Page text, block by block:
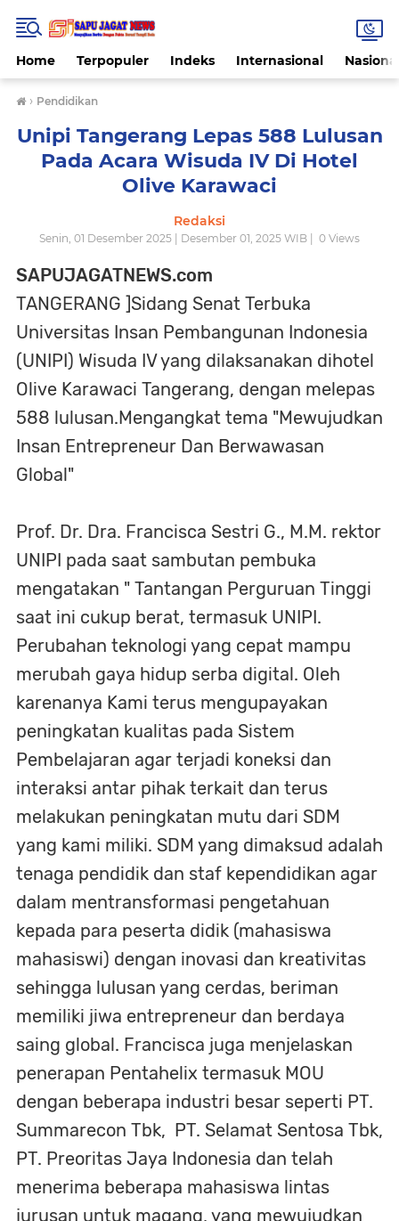
Home Terpopuler Indeks Internasional
› Pendidikan
Unipi Tangerang Lepas 588 Lulusan
Pada Acara Wisuda IV Di Hotel
Olive Karawaci
Redaksi
Senin, 01 Desember 2025 | Desember 01, 2025 WIB | 0 Views
SAPUJAGATNEWS.com
TANGERANG ]Sidang Senat Terbuka
Universitas Insan Pembangunan Indonesia
(UNIPI) Wisuda IV yang dilaksanakan dihotel
Olive Karawaci Tangerang, dengan melepas
588 lulusan.Mengangkat tema "Mewujudkan
Insan Entrepreneur Dan Berwawasan
Global"
Prof. Dr. Dra. Francisca Sestri G., M.M. rektor
UNIPI pada saat sambutan pembuka
mengatakan " Tantangan Perguruan Tinggi
saat ini cukup berat, termasuk UNIPI.
Perubahan teknologi yang cepat mampu
merubah gaya hidup serba digital. Oleh
karenanya Kami terus mengupayakan
peningkatan kualitas pada Sistem
Pembelajaran agar terjadi koneksi dan
interaksi antar pihak terkait dan terus
melakukan peningkatan mutu dari SDM
yang kami miliki. SDM yang dimaksud adalah
tenaga pendidik dan staf kependidikan agar
dalam mentransformasi pengetahuan
kepada para peserta didik (mahasiswa
mahasiswi) dengan inovasi dan kreativitas
sehingga lulusan yang cerdas, beriman
memiliki jiwa entrepreneur dan berdaya
saing global. Francisca juga menjelaskan
penerapan Pentahelix termasuk MOU
dengan beberapa industri besar seperti PT.
Summarecon Tbk, PT. Selamat Sentosa Tbk,
PT. Preoritas Jaya Indonesia dan telah
menerima beberapa mahasiswa lintas
jurusan untuk magang, yang mewujudkan